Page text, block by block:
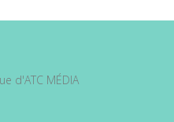
d'ATC MÉDIA